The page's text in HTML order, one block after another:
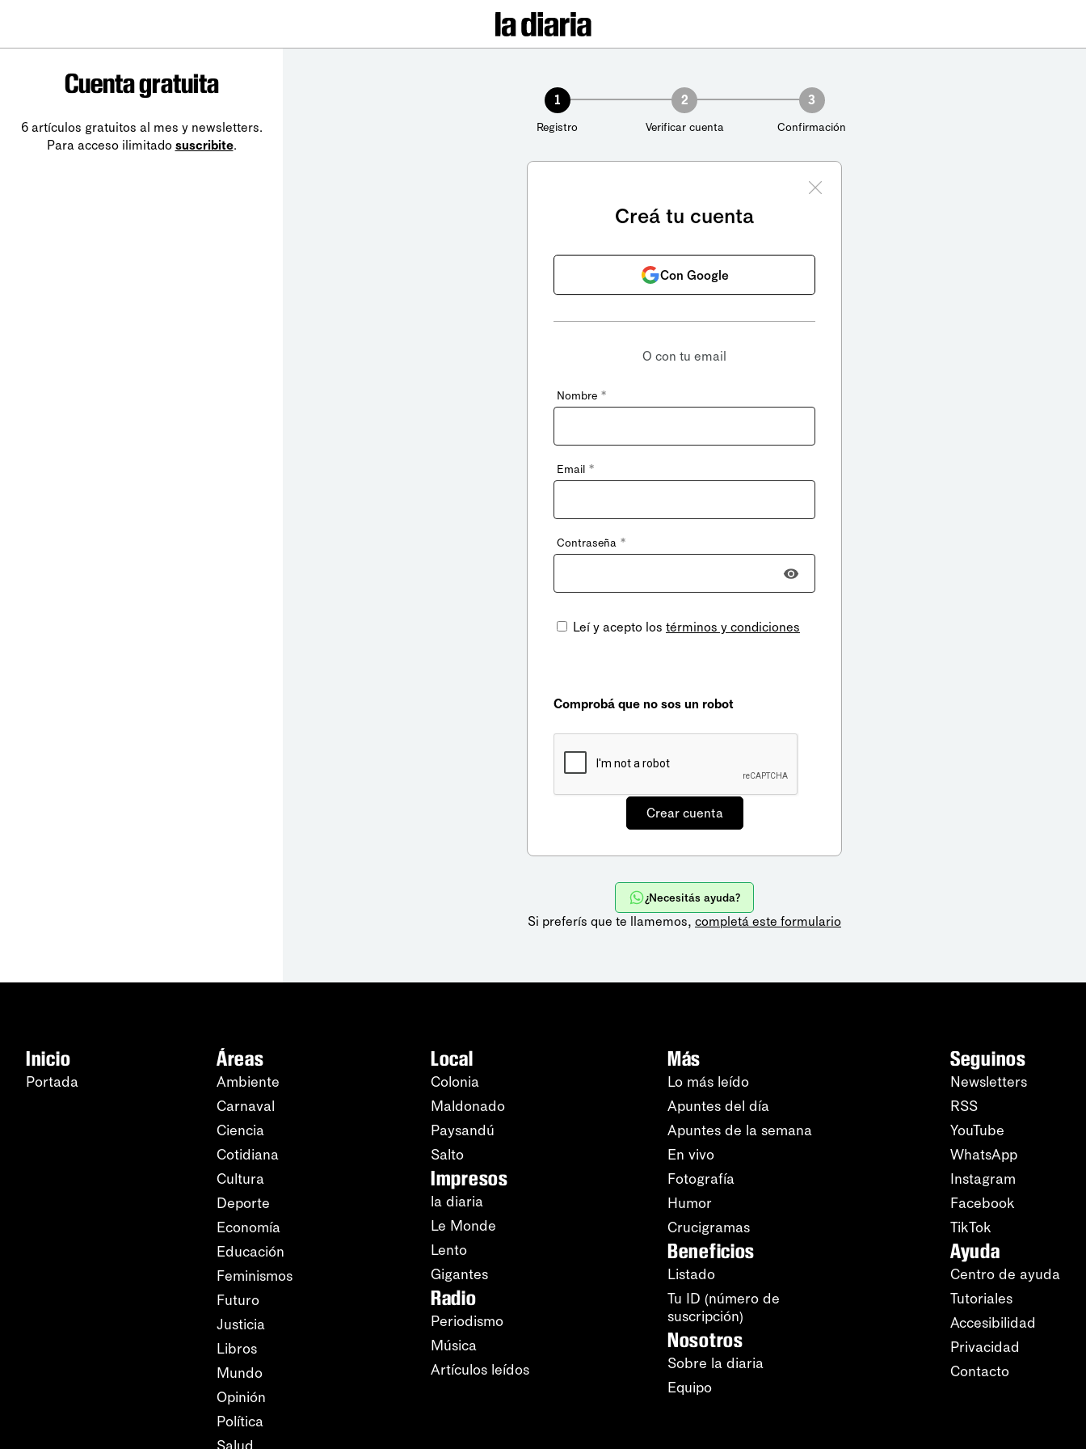
Cuenta gratuita
6 artículos gratuitos al mes y newsletters.
Para acceso ilimitado suscribite.
1
Registro
2
Verificar cuenta
3
Confirmación
Creá tu cuenta
Con Google
O con tu email
Nombre *
Email *
Contraseña *
Leí y acepto los términos y condiciones
Comprobá que no sos un robot
¿Necesitás ayuda?
Si preferís que te llamemos, completá este formulario
Inicio
Portada
Áreas
Ambiente
Carnaval
Ciencia
Cotidiana
Cultura
Deporte
Economía
Educación
Feminismos
Futuro
Justicia
Libros
Mundo
Opinión
Política
Local
Colonia
Maldonado
Paysandú
Salto
Impresos
la diaria
Le Monde
Lento
Gigantes
Radio
Periodismo
Música
Artículos leídos
Más
Lo más leído
Apuntes del día
Apuntes de la semana
En vivo
Fotografía
Humor
Crucigramas
Beneficios
Listado
Tu ID (número de
suscripción)
Nosotros
Sobre la diaria
Equipo
Seguinos
Newsletters
RSS
YouTube
WhatsApp
Instagram
Facebook
TikTok
Ayuda
Centro de ayuda
Tutoriales
Accesibilidad
Privacidad
Contacto